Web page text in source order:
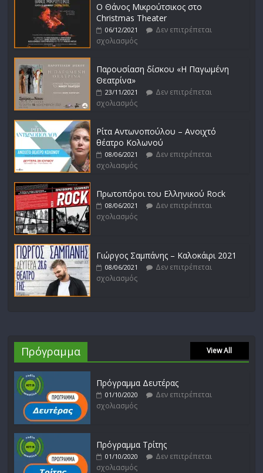
Ο Θάνος Μικρούτσικος στο
Christmas Theater
06/12/2021
Δεν επιτρέπεται
σχολιασμός
Παρουσίαση δίσκου «Η Παγωμένη
Θεατρίνα»
23/11/2021
Δεν επιτρέπεται
σχολιασμός
Ρίτα Αντωνοπούλου – Ανοιχτό
θέατρο Κολωνού
08/06/2021
Δεν επιτρέπεται
σχολιασμός
Πρωτοπόροι του Ελληνικού Rock
08/06/2021
Δεν επιτρέπεται
σχολιασμός
Γιώργος Σαμπάνης – Καλοκάιρι 2021
08/06/2021
Δεν επιτρέπεται
σχολιασμός
Πρόγραμμα View All
Πρόγραμμα Δευτέρας
01/10/2020
Δεν επιτρέπεται
σχολιασμός
Πρόγραμμα Τρίτης
01/10/2020
Δεν επιτρέπεται
σχολιασμός